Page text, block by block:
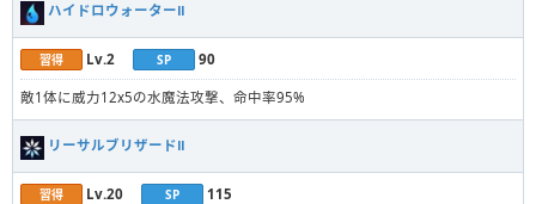
ハイドロウォーターⅡ
習得 Lv.2 SP 90
敵1体に威力12x5の水魔法攻撃、命中率95%
リーサルブリザードⅡ
習得 Lv.20 SP 115